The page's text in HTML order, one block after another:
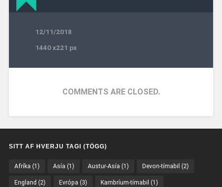
12/11/2018
1440x221 px
COMMENTS ARE CLOSED.
SITT AF HVERJU TAGI (TÖGG)
Afríka (1) Asía (1) Austur-Asía (1) Devon-tímabil (2)
England (2) Evrópa (3) Kambríum-tímabil (1)